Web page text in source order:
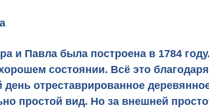
и Павла была построена в 1784
состоянии. Всё это
отреставрированное
простой вид. Но за внешней